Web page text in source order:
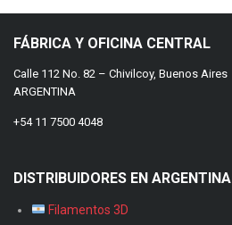
FÁBRICA Y OFICINA CENTRAL
Calle 112 No. 82 – Chivilcoy, Buenos Aires
ARGENTINA
+54 11 7500 4048
DISTRIBUIDORES EN ARGENTINA
Filamentos 3D